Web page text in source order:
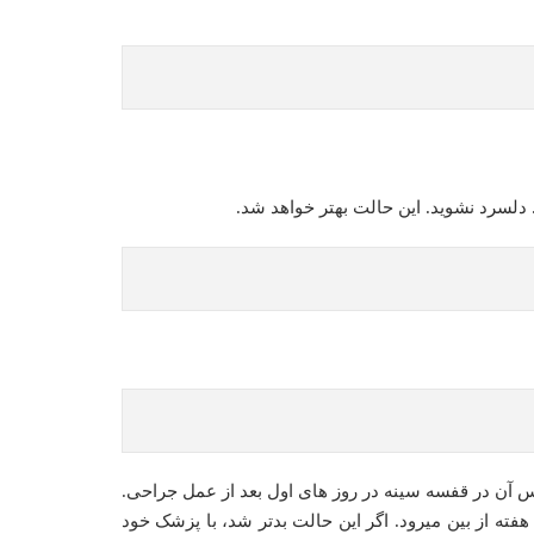
نشوید. این حالت بهتر خواهد شد.
در قفسه سینه در روز های اول بعد از عمل جراحی.
از بین میرود. اگر این حالت بدتر شد، با پزشک خود